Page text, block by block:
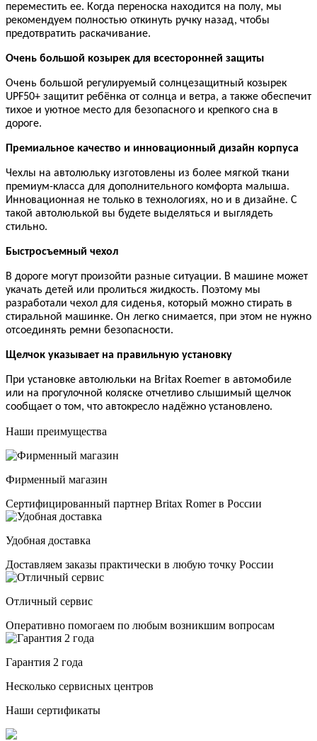
переместить ее. Когда переноска находится на полу, мы
рекомендуем полностью откинуть ручку назад, чтобы
предотвратить раскачивание.
Очень большой козырек для всесторонней защиты
Очень большой регулируемый солнцезащитный козырек
UPF50+ защитит ребёнка от солнца и ветра, а также обеспечит
тихое и уютное место для безопасного и крепкого сна в
дороге.
Премиальное качество и инновационный дизайн корпуса
Чехлы на автолюльку изготовлены из более мягкой ткани
премиум-класса для дополнительного комфорта малыша.
Инновационная не только в технологиях, но и в дизайне. С
такой автолюлькой вы будете выделяться и выглядеть
стильно.
Быстросъемный чехол
В дороге могут произойти разные ситуации. В машине может
укачать детей или пролиться жидкость. Поэтому мы
разработали чехол для сиденья, который можно стирать в
стиральной машинке. Он легко снимается, при этом не нужно
отсоединять ремни безопасности.
Щелчок указывает на правильную установку
При установке автолюльки на Britax Roemer в автомобиле
или на прогулочной коляске отчетливо слышимый щелчок
сообщает о том, что автокресло надёжно установлено.
Наши преимущества
Фирменный магазин
Сертифицированный партнер Britax Romer в России
Удобная доставка
Доставляем заказы практически в любую точку России
Отличный сервис
Оперативно помогаем по любым возникшим вопросам
Гарантия 2 года
Несколько сервисных центров
Наши сертификаты